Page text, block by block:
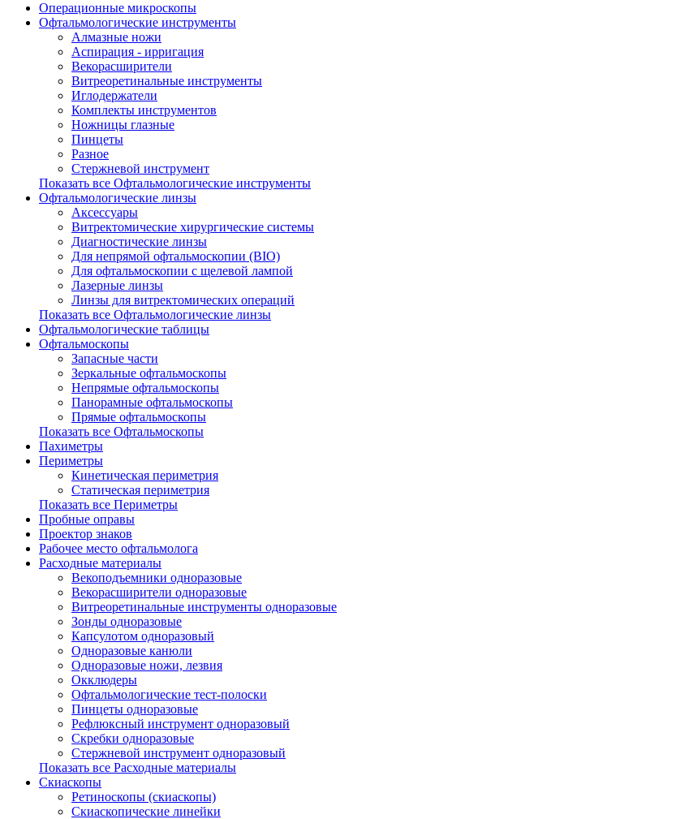
Операционные микроскопы
Офтальмологические инструменты
Алмазные ножи
Аспирация - ирригация
Векорасширители
Витреоретинальные инструменты
Иглодержатели
Комплекты инструментов
Ножницы глазные
Пинцеты
Разное
Стержневой инструмент
Показать все Офтальмологические инструменты
Офтальмологические линзы
Аксессуары
Витректомические хирургические системы
Диагностические линзы
Для непрямой офтальмоскопии (BIO)
Для офтальмоскопии с щелевой лампой
Лазерные линзы
Линзы для витректомических операций
Показать все Офтальмологические линзы
Офтальмологические таблицы
Офтальмоскопы
Запасные части
Зеркальные офтальмоскопы
Непрямые офтальмоскопы
Панорамные офтальмоскопы
Прямые офтальмоскопы
Показать все Офтальмоскопы
Пахиметры
Периметры
Кинетическая периметрия
Статическая периметрия
Показать все Периметры
Пробные оправы
Проектор знаков
Рабочее место офтальмолога
Расходные материалы
Векоподъемники одноразовые
Векорасширители одноразовые
Витреоретинальные инструменты одноразовые
Зонды одноразовые
Капсулотом одноразовый
Одноразовые канюли
Одноразовые ножи, лезвия
Окклюдеры
Офтальмологические тест-полоски
Пинцеты одноразовые
Рефлюксный инструмент одноразовый
Скребки одноразовые
Стержневой инструмент одноразовый
Показать все Расходные материалы
Скиаскопы
Ретиноскопы (скиаскопы)
Скиаскопические линейки